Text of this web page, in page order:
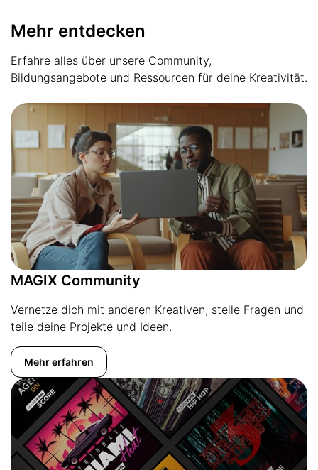
Mehr entdecken
Erfahre alles über unsere Community,
Bildungsangebote und Ressourcen für deine Kreativität.
MAGIX Community
Vernetze dich mit anderen Kreativen, stelle Fragen und
teile deine Projekte und Ideen.
Mehr erfahren